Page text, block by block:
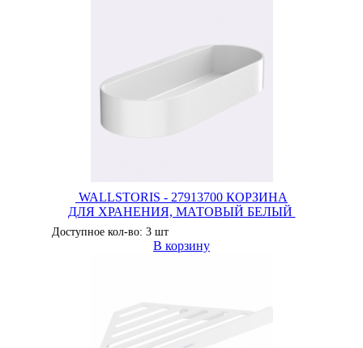
WALLSTORIS - 27913700 КОРЗИНА
ДЛЯ ХРАНЕНИЯ, МАТОВЫЙ БЕЛЫЙ
Доступное кол-во: 3 шт
В корзину